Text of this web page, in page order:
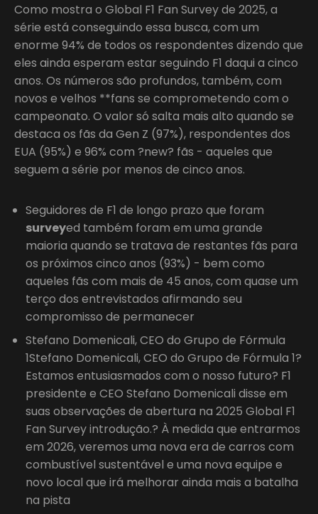
Como mostra o Global F1 Fan Survey de 2025, a
série está conseguindo essa busca, com um
enorme 94% de todos os respondentes dizendo que
eles ainda esperam estar seguindo F1 daqui a cinco
anos. Os números são profundos, também, com
novos e velhos **fans se comprometendo com o
campeonato. O valor só salta mais alto quando se
destaca os fãs da Gen Z (97%), respondentes dos
EUA (95%) e 96% com ?new? fãs - aqueles que
seguem a série por menos de cinco anos.
Seguidores de F1 de longo prazo que foram
surveyed também foram em uma grande
maioria quando se tratava de restantes fãs para
os próximos cinco anos (93%) - bem como
aqueles fãs com mais de 45 anos, com quase um
terço dos entrevistados afirmando seu
compromisso de permanecer
Stefano Domenicali, CEO do Grupo de Fórmula
1Stefano Domenicali, CEO do Grupo de Fórmula 1?
Estamos entusiasmados com o nosso futuro? F1
presidente e CEO Stefano Domenicali disse em
suas observações de abertura na 2025 Global F1
Fan Survey introdução.? À medida que entrarmos
em 2026, veremos uma nova era de carros com
combustível sustentável e uma nova equipe e
novo local que irá melhorar ainda mais a batalha
na pista